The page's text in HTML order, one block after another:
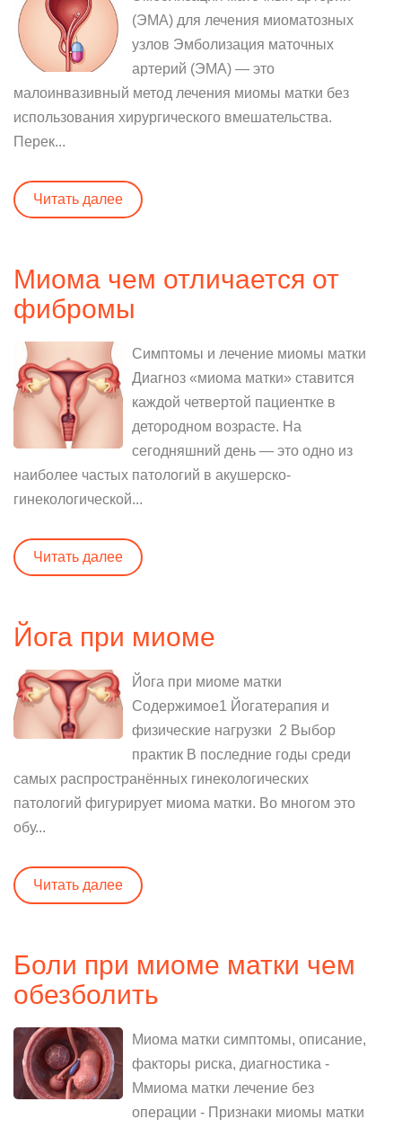
(ЭМА) для лечения миоматозных
узлов Эмболизация маточных
артерий (ЭМА) — это
малоинвазивный метод лечения миомы матки без
использования хирургического вмешательства.
Перек...
Читать далее
Миома чем отличается от
фибромы
Симптомы и лечение миомы матки
Диагноз «миома матки» ставится
каждой четвертой пациентке в
детородном возрасте. На
сегодняшний день — это одно из
наиболее частых патологий в акушерско-
гинекологической...
Читать далее
Йога при миоме
Йога при миоме матки
Содержимое1 Йогатерапия и
физические нагрузки 2 Выбор
практик В последние годы среди
самых распространённых гинекологических
патологий фигурирует миома матки. Во многом это
обу...
Читать далее
Боли при миоме матки чем
обезболить
Миома матки симптомы, описание,
факторы риска, диагностика -
Ммиома матки лечение без
операции - Признаки миомы матки